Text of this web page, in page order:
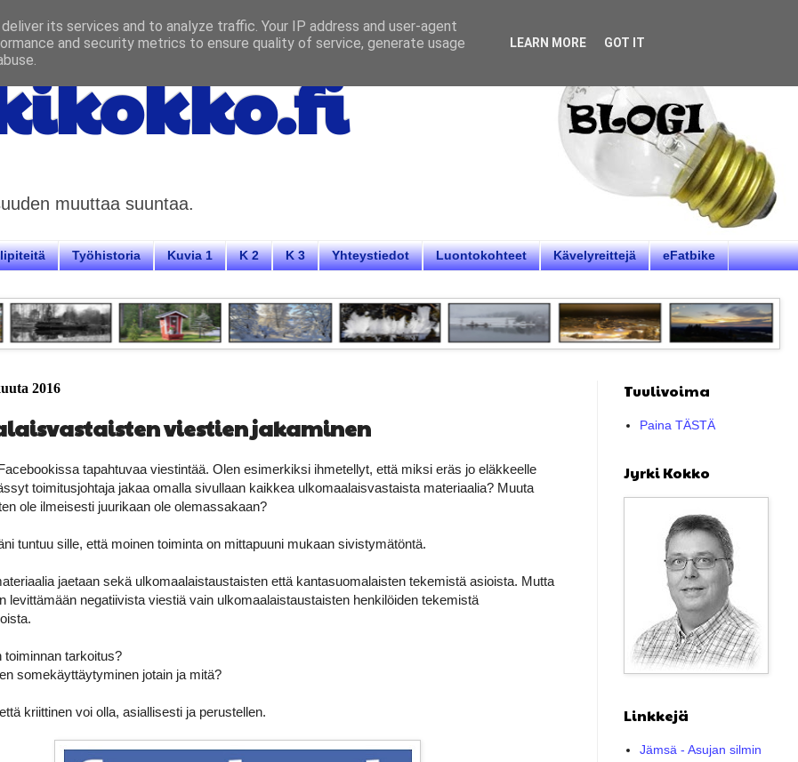
muuttaa suuntaa.
Työhistoria Kuvia 1 K 2 K 3 Yhteystiedot Luontokohteet Kävelyreittejä eFatbike
2016
viestien jakaminen
tapahtuvaa viestintää. Olen esimerkiksi ihmetellyt, että miksi eräs jo eläkkeelle
toimitusjohtaja jakaa omalla sivullaan kaikkea ulkomaalaisvastaista materiaalia? Muuta
ole ilmeisesti juurikaan ole olemassakaan?
tuntuu sille, että moinen toiminta on mittapuuni mukaan sivistymätöntä.
jaetaan sekä ulkomaalaistaustaisten että kantasuomalaisten tekemistä asioista. Mutta
levittämään negatiivista viestiä vain ulkomaalaistaustaisten henkilöiden tekemistä
toiminnan tarkoitus?
somekäyttäytyminen jotain ja mitä?
kriittinen voi olla, asiallisesti ja perustellen.
Tuulivoima
Paina TÄSTÄ
Jyrki Kokko
Linkkejä
Jämsä - Asujan silmin
its services and to analyze traffic. Your IP address and user-agent
and security metrics to ensure quality of service, generate usage
LEARN MORE GOT IT